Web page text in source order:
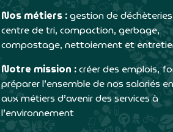
Nos métiers :gestion de
centre de tri, compaction, gerbage,
compostage, nettoiement et
Notre mission :créer des emplois,
préparer l’ensemble de nos salariés
aux métiers d’avenir des services à
l’environnement